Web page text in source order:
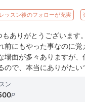
レッスン後のフォローが充実
ありがとうございます
前にもやった事なのに覚
場面が多々ありますが、
ので、本当にありがたい
ン
P